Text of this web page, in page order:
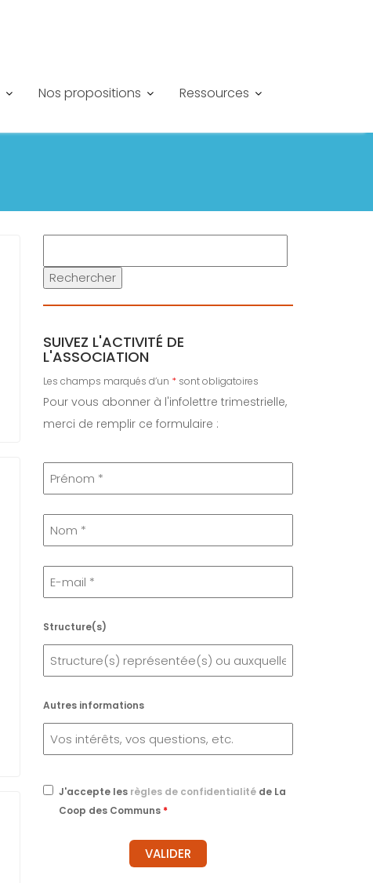
Nos propositions Ressources
r
c
h
Rechercher
SUIVEZ L'ACTIVITÉ DE
L'ASSOCIATION
Les champs marqués d’un *sont obligatoires
Pour vous abonner à l'infolettre trimestrielle,
merci de remplir ce formulaire :
Structure(s)
Autres informations
J'accepte les règles de confidentialité de La
Coop des Communs *